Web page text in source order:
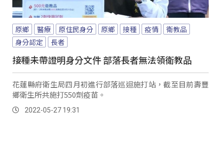
原鄉 醫療 原住民身分 原鄉 接種 疫情
衛教品
身分認定
長者
接種未帶證明身分文件 部落長者無法領衛教品
花蓮縣府衛生局四月初進行部落巡迴施打站，截至目前壽豐
鄉衛生所共施打550劑疫苗。
2022-05-27 19:31